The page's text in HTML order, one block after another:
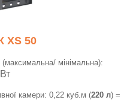
XS 50
мінімальна):
камери: 0,22 куб.м (220 л) =